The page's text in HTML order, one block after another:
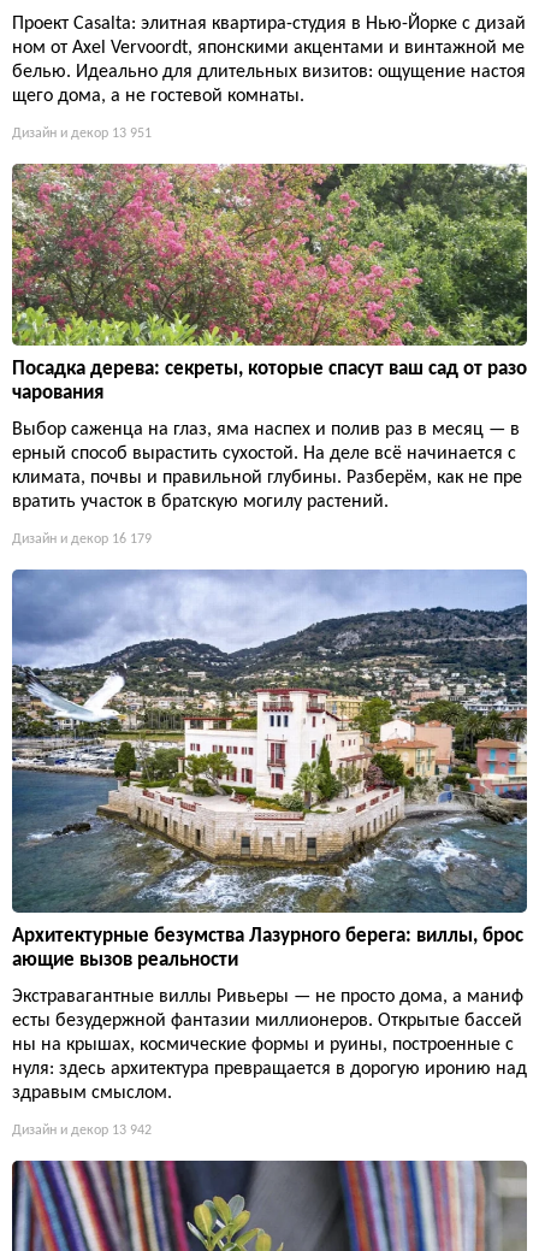
Проект Casalta: элитная квартира-студия в Нью-Йорке с дизай
ном от Axel Vervoordt, японскими акцентами и винтажной ме
белью. Идеально для длительных визитов: ощущение настоя
щего дома, а не гостевой комнаты.
Дизайн и декор 13 951
Посадка дерева: секреты, которые спасут ваш сад от разо
чарования
Выбор саженца на глаз, яма наспех и полив раз в месяц — в
ерный способ вырастить сухостой. На деле всё начинается с
климата, почвы и правильной глубины. Разберём, как не пре
вратить участок в братскую могилу растений.
Дизайн и декор 16 179
Архитектурные безумства Лазурного берега: виллы, брос
ающие вызов реальности
Экстравагантные виллы Ривьеры — не просто дома, а маниф
есты безудержной фантазии миллионеров. Открытые бассей
ны на крышах, космические формы и руины, построенные с
нуля: здесь архитектура превращается в дорогую иронию над
здравым смыслом.
Дизайн и декор 13 942